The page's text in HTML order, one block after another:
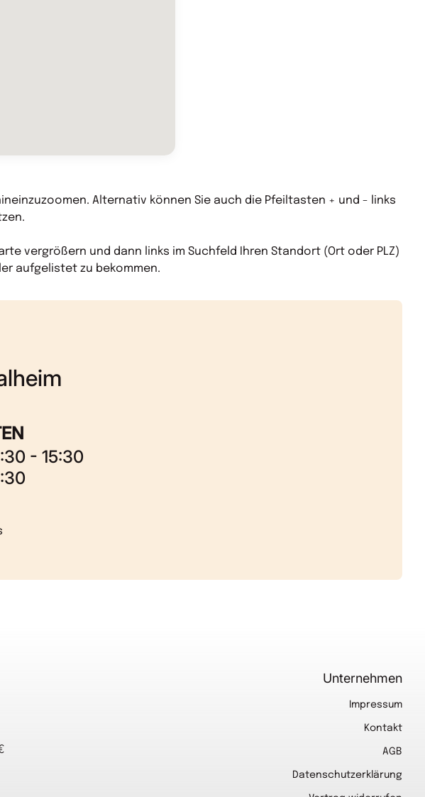
Alternativ können Sie auch die Pfeiltasten + und - links
vergrößern und dann links im Suchfeld Ihren Standort (Ort oder PLZ)
aufgelistet zu bekommen.
- 15:30
Unternehmen
Impressum
Kontakt
AGB
Datenschutzerklärung